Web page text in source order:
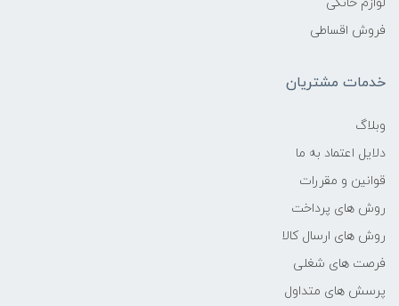
ال سی دی به بازار آمدند که نسبت به سری پیش
کوچکتر شدند و وضوح تصویر بهتری را ارائه کردند،
پیشرفته تر شدند به صورتی که بعضی از آن­ها به
گیمینگ و کیفیت ساخت بازی­ها مانیتورهای گیمینگ
های معمولی استفاده می­شوند، رزولوشن بیشتر و
تعداد تصاویری است که در ثانیه مشاهده می­کنیم و
هرچه این پارامتر بالاتر باشد موجب روان­تر شدن
فروش اقساطی
خدمات مشتریان
وبلاگ
دلایل اعتماد به ما
قوانین و مقررات
روش های پرداخت
روش های ارسال کالا
فرصت های شغلی
پرسش های متداول